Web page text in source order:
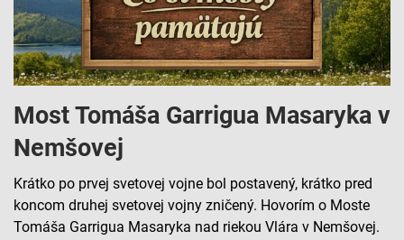
Most Tomáša Garrigua Masaryka v
Nemšovej
Krátko po prvej svetovej vojne bol postavený, krátko pred
koncom druhej svetovej vojny zničený. Hovorím o Moste
Tomáša Garrigua Masaryka nad riekou Vlára v Nemšovej.